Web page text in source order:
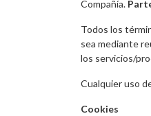
Compañía.
Todos los
sea mediante
los servicios/
Cualquier uso
Cookies